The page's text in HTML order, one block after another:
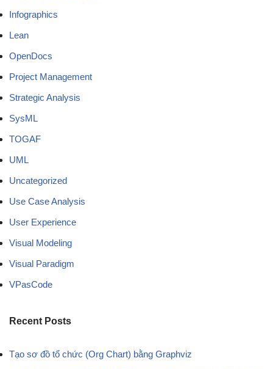
Infographics
Lean
OpenDocs
Project Management
Strategic Analysis
SysML
TOGAF
UML
Uncategorized
Use Case Analysis
User Experience
Visual Modeling
Visual Paradigm
VPasCode
Recent Posts
Tạo sơ đồ tổ chức (Org Chart) bằng Graphviz